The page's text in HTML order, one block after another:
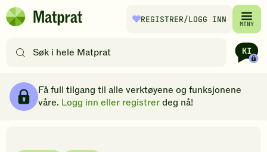
Hopp til hovedinnhold
Matprat
REGISTRER/LOGG INN MENY
etter
filtre
Få full tilgang til alle verktøyene og funksjonene
våre. Logg inn eller registrerdeg nå!